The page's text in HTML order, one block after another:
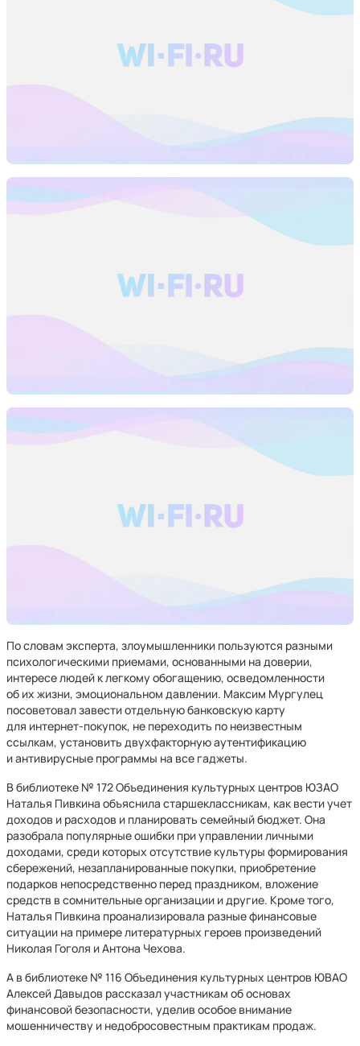
По словам эксперта, злоумышленники пользуются разными
психологическими приемами, основанными на доверии,
интересе людей к легкому обогащению, осведомленности
об их жизни, эмоциональном давлении. Максим Мургулец
посоветовал завести отдельную банковскую карту
для интернет-покупок, не переходить по неизвестным
ссылкам, установить двухфакторную аутентификацию
и антивирусные программы на все гаджеты.
В библиотеке № 172 Объединения культурных центров ЮЗАО
Наталья Пивкина объяснила старшеклассникам, как вести учет
доходов и расходов и планировать семейный бюджет. Она
разобрала популярные ошибки при управлении личными
доходами, среди которых отсутствие культуры формирования
сбережений, незапланированные покупки, приобретение
подарков непосредственно перед праздником, вложение
средств в сомнительные организации и другие. Кроме того,
Наталья Пивкина проанализировала разные финансовые
ситуации на примере литературных героев произведений
Николая Гоголя и Антона Чехова.
А в библиотеке № 116 Объединения культурных центров ЮВАО
Алексей Давыдов рассказал участникам об основах
финансовой безопасности, уделив особое внимание
мошенничеству и недобросовестным практикам продаж.